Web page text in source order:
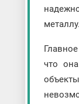
металлу.
что